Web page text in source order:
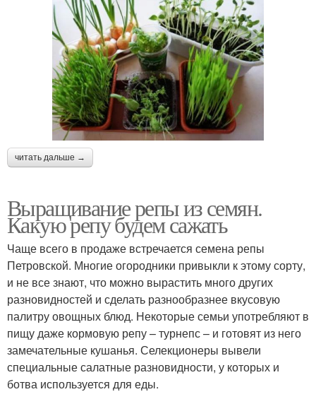
читать дальше →
Выращивание репы из семян.
Какую репу будем сажать
Чаще всего в продаже встречается семена репы
Петровской. Многие огородники привыкли к этому сорту,
и не все знают, что можно вырастить много других
разновидностей и сделать разнообразнее вкусовую
палитру овощных блюд. Некоторые семьи употребляют в
пищу даже кормовую репу – турнепс – и готовят из него
замечательные кушанья. Селекционеры вывели
специальные салатные разновидности, у которых и
ботва используется для еды.